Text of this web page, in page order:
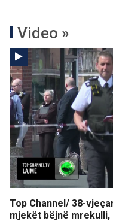
Video »
Top Channel/ 38-
mjekët bëjnë